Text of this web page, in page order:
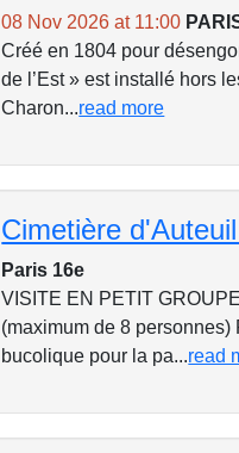
08 Nov 2026 at 11:00
Créé en 1804 pour
de l’Est » est installé hors
Charon...read more
Cimetière
Paris 16e
VISITE EN PETIT
(maximum de 8
bucolique pour la pa...read